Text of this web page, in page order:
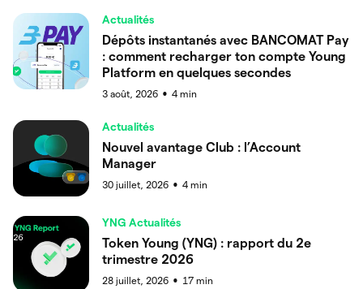
Actualités
Dépôts instantanés avec BANCOMAT Pay
: comment recharger ton compte Young
Platform en quelques secondes
3 août, 2026 ● 4 min
Actualités
Nouvel avantage Club : l’Account
Manager
30 juillet, 2026 ● 4 min
YNG Actualités
Token Young (YNG) : rapport du 2e
trimestre 2026
28 juillet, 2026 ● 17 min